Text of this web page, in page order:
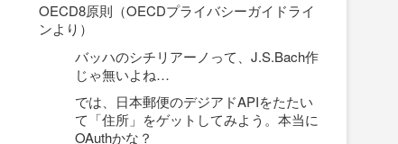
OECD8原則（OECDプライバシーガイドライ
ンより）
バッハのシチリアーノって、J.S.Bach作
じゃ無いよね…
では、日本郵便のデジアドAPIをたたい
て「住所」をゲットしてみよう。本当に
OAuthかな？